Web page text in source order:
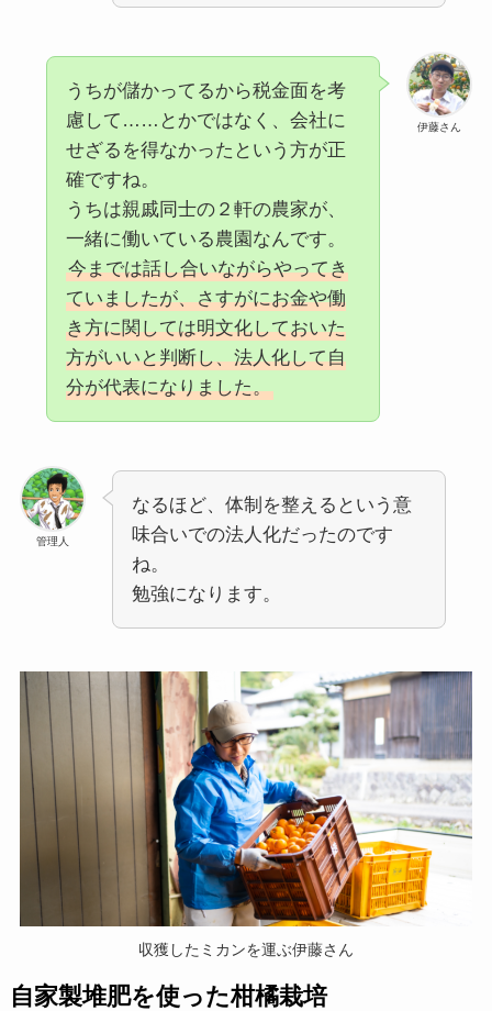
伊藤さん
うちが儲かってるから税金面を考
慮して……とかではなく、会社に
せざるを得なかったという方が正
確ですね。
うちは親戚同士の２軒の農家が、
一緒に働いている農園なんです。
今までは話し合いながらやってき
ていましたが、さすがにお金や働
き方に関しては明文化しておいた
方がいいと判断し、法人化して自
分が代表になりました。
管理人
なるほど、体制を整えるという意
味合いでの法人化だったのです
ね。
勉強になります。
収獲したミカンを運ぶ伊藤さん
自家製堆肥を使った柑橘栽培